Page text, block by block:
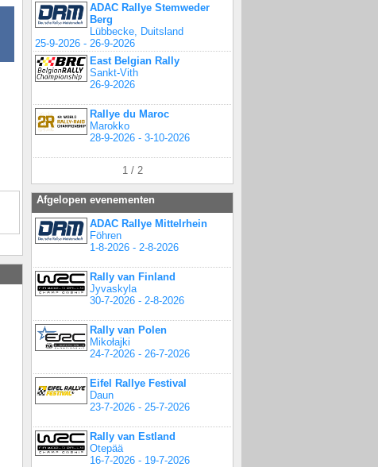
ADAC Rallye Stemweder
Berg
Lübbecke, Duitsland
25-9-2026 - 26-9-2026
East Belgian Rally
Sankt-Vith
26-9-2026
Rallye du Maroc
Marokko
28-9-2026 - 3-10-2026
1 / 2
Afgelopen evenementen
ADAC Rallye Mittelrhein
Föhren
1-8-2026 - 2-8-2026
Rally van Finland
Jyvaskyla
30-7-2026 - 2-8-2026
Rally van Polen
Mikołajki
24-7-2026 - 26-7-2026
Eifel Rallye Festival
Daun
23-7-2026 - 25-7-2026
Rally van Estland
Otepää
16-7-2026 - 19-7-2026